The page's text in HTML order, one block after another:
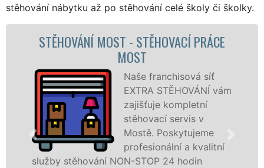
stěhování nábytku až po stěhování celé školy či školky.
PRÁCE
franchisová síť
STĚHOVÁNÍ vám
kompletní
servis v
Poskytujeme
a kvalitní
24 hodin
STĚHOVACÍ SLUŽBA
služby zajišťujeme